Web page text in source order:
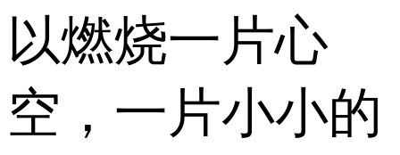
以燃烧一片心
空，一片小小的